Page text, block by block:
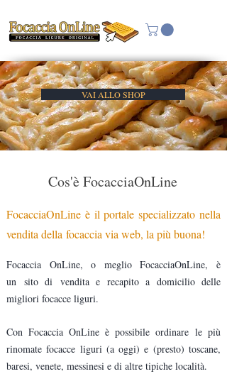
VAI ALLO SHOP
Cos'è FocacciaOnLine
FocacciaOnLine è il portale specializzato nella
vendita della focaccia via web, la più buona!
Focaccia OnLine, o meglio FocacciaOnLine, è
un sito di vendita e recapito a domicilio delle
migliori focacce liguri.
Con Focaccia OnLine è possibile ordinare le più
rinomate focacce liguri (a oggi) e (presto) toscane,
baresi, venete, messinesi e di altre tipiche località.